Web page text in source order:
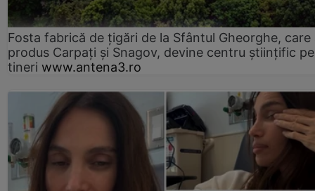
Fosta fabrică de țigări de la Sfântul Gheorghe, care
produs Carpați și Snagov, devine centru științific
tineri www.antena3.ro